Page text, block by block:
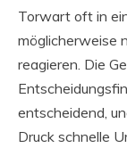
Torwart oft in
möglicherweise
reagieren. Die
entscheidend,
Druck schnelle